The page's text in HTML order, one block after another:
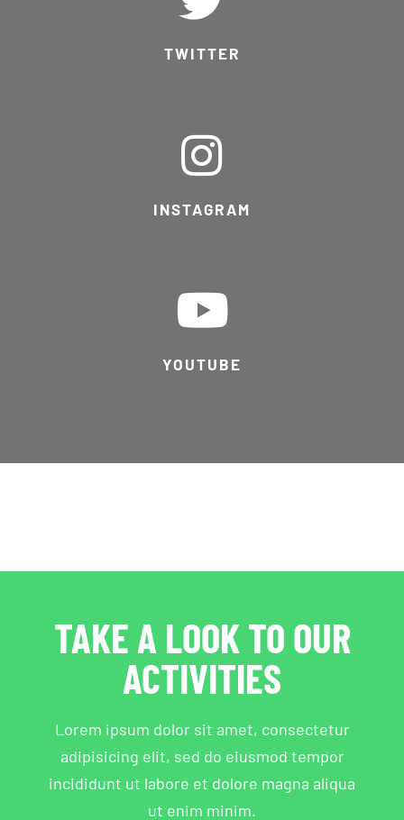
TWITTER
INSTAGRAM
YOUTUBE
TAKE A LOOK TO OUR
ACTIVITIES
Lorem ipsum dolor sit amet, consectetur
adipisicing elit, sed do eiusmod tempor
incididunt ut labore et dolore magna aliqua
ut enim minim.